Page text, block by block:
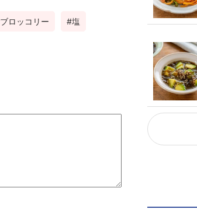
ブロッコリー 塩